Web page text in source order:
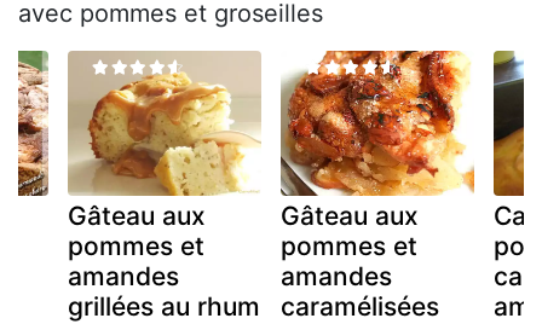
avec pommes et groseilles
Gâteau aux
pommes et
amandes
grillées au rhum
Gâteau aux
pommes et
amandes
caramélisées